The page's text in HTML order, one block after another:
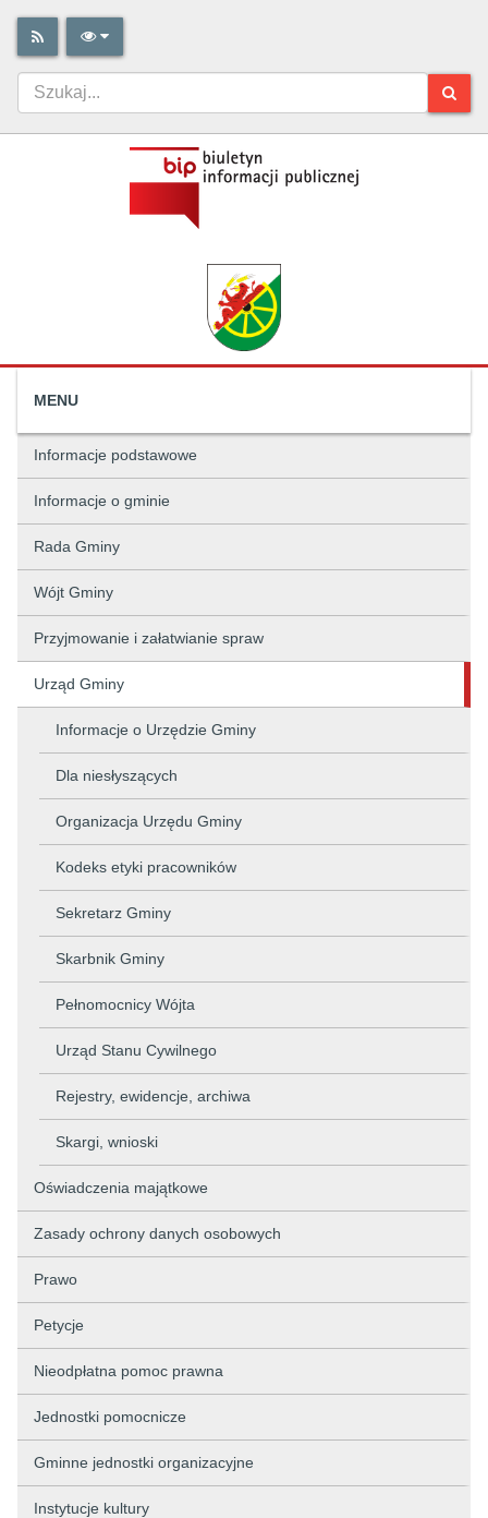
MENU
Informacje podstawowe
Informacje o gminie
Rada Gminy
Wójt Gminy
Przyjmowanie i załatwianie spraw
Urząd Gminy
Informacje o Urzędzie Gminy
Dla niesłyszących
Organizacja Urzędu Gminy
Kodeks etyki pracowników
Sekretarz Gminy
Skarbnik Gminy
Pełnomocnicy Wójta
Urząd Stanu Cywilnego
Rejestry, ewidencje, archiwa
Skargi, wnioski
Oświadczenia majątkowe
Zasady ochrony danych osobowych
Prawo
Petycje
Nieodpłatna pomoc prawna
Jednostki pomocnicze
Gminne jednostki organizacyjne
Instytucje kultury